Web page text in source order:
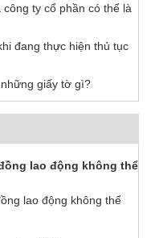
ty cổ phần có thể là
đang thực hiện thủ tục
giấy tờ gì?
lao động không thể